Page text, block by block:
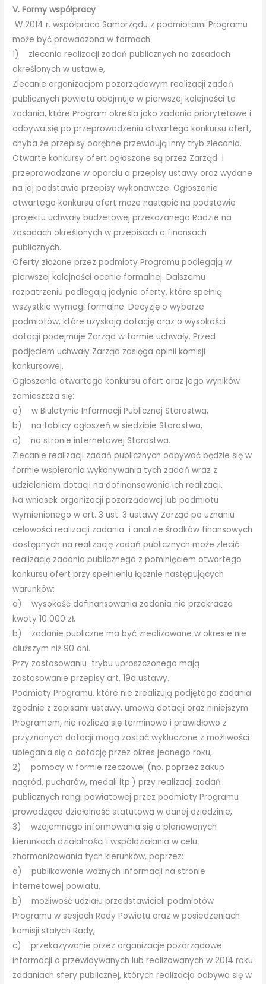
V. Formy współpracy
W 2014 r. współpraca Samorządu z podmiotami Programu
może być prowadzona w formach:
1) zlecania realizacji zadań publicznych na zasadach
określonych w ustawie,
Zlecanie organizacjom pozarządowym realizacji zadań
publicznych powiatu obejmuje w pierwszej kolejności te
zadania, które Program określa jako zadania priorytetowe i
odbywa się po przeprowadzeniu otwartego konkursu ofert,
chyba że przepisy odrębne przewidują inny tryb zlecania.
Otwarte konkursy ofert ogłaszane są przez Zarząd i
przeprowadzane w oparciu o przepisy ustawy oraz wydane
na jej podstawie przepisy wykonawcze. Ogłoszenie
otwartego konkursu ofert może nastąpić na podstawie
projektu uchwały budżetowej przekazanego Radzie na
zasadach określonych w przepisach o finansach
publicznych.
Oferty złożone przez podmioty Programu podlegają w
pierwszej kolejności ocenie formalnej. Dalszemu
rozpatrzeniu podlegają jedynie oferty, które spełnią
wszystkie wymogi formalne. Decyzję o wyborze
podmiotów, które uzyskają dotację oraz o wysokości
dotacji podejmuje Zarząd w formie uchwały. Przed
podjęciem uchwały Zarząd zasięga opinii komisji
konkursowej.
Ogłoszenie otwartego konkursu ofert oraz jego wyników
zamieszcza się:
a) w Biuletynie Informacji Publicznej Starostwa,
b) na tablicy ogłoszeń w siedzibie Starostwa,
c) na stronie internetowej Starostwa.
Zlecanie realizacji zadań publicznych odbywać będzie się w
formie wspierania wykonywania tych zadań wraz z
udzieleniem dotacji na dofinansowanie ich realizacji.
Na wniosek organizacji pozarządowej lub podmiotu
wymienionego w art. 3 ust. 3 ustawy Zarząd po uznaniu
celowości realizacji zadania i analizie środków finansowych
dostępnych na realizację zadań publicznych może zlecić
realizację zadania publicznego z pominięciem otwartego
konkursu ofert przy spełnieniu łącznie następujących
warunków:
a) wysokość dofinansowania zadania nie przekracza
kwoty 10 000 zł,
b) zadanie publiczne ma być zrealizowane w okresie nie
dłuższym niż 90 dni.
Przy zastosowaniu trybu uproszczonego mają
zastosowanie przepisy art. 19a ustawy.
Podmioty Programu, które nie zrealizują podjętego zadania
zgodnie z zapisami ustawy, umową dotacji oraz niniejszym
Programem, nie rozliczą się terminowo i prawidłowo z
przyznanych dotacji mogą zostać wykluczone z możliwości
ubiegania się o dotację przez okres jednego roku,
2) pomocy w formie rzeczowej (np. poprzez zakup
nagród, pucharów, medali itp.) przy realizacji zadań
publicznych rangi powiatowej przez podmioty Programu
prowadzące działalność statutową w danej dziedzinie,
3) wzajemnego informowania się o planowanych
kierunkach działalności i współdziałania w celu
zharmonizowania tych kierunków, poprzez:
a) publikowanie ważnych informacji na stronie
internetowej powiatu,
b) możliwość udziału przedstawicieli podmiotów
Programu w sesjach Rady Powiatu oraz w posiedzeniach
komisji stałych Rady,
c) przekazywanie przez organizacje pozarządowe
informacji o przewidywanych lub realizowanych w 2014 roku
zadaniach sfery publicznej, których realizacja odbywa się w